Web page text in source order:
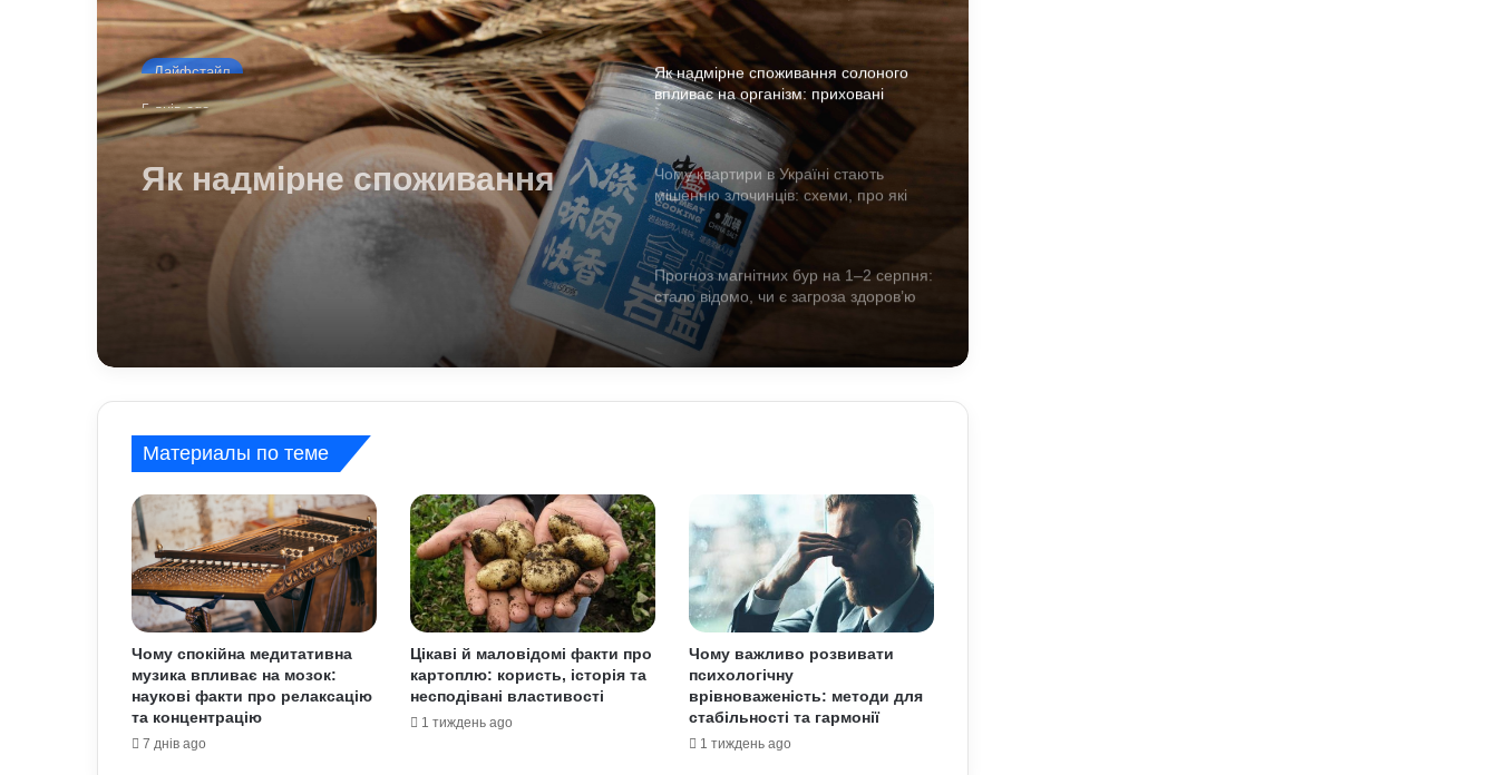
Лайфстайл
5 днів ago
Як надмірне споживання
солоного впливає на
організм: приховані ризики
для здоров’я
що вже відомо
Як надмірне споживання солоного
впливає на організм: приховані
ризики для здоров’я
Чому квартири в Україні стають
мішенню злочинців: схеми, про які
варто знати
Прогноз магнітних бур на 1–2 серпня:
стало відомо, чи є загроза здоров’ю
Астропрогноз на вихідні, 1–2 серпня
Україні наприкінці липня та на
початку серпня: поради для
подорожей
Як кримінальні порушення можуть
проявлятися під час базової
військової підготовки: захист прав
Умєрова звільнили з посади
секретаря РНБО: стало відомо, яку
посаду він отримав
Материалы по теме
Чому спокійна медитативна
музика впливає на мозок:
наукові факти про релаксацію
та концентрацію
7 днів ago
Цікаві й маловідомі факти про
картоплю: користь, історія та
несподівані властивості
1 тиждень ago
Чому важливо розвивати
психологічну
врівноваженість: методи для
стабільності та гармонії
1 тиждень ago